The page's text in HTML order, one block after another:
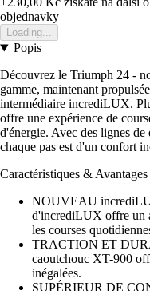
objednavky
Loading...
Popis
Découvrez le Triumph 24 -
gamme, maintenant
intermédiaire incrediLUX.
offre une expérience de
d'énergie. Avec des lignes
chaque pas est d'un confort
Caractéristiques & Avantages
NOUVEAU
d'incrediLUX offre un
les courses
TRACTION ET
caoutchouc XT-900
inégalées.
SUPÉRIEUR DE